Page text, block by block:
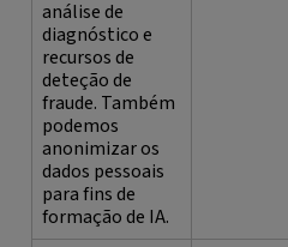
análise de
diagnóstico e
recursos de
deteção de
fraude. Também
podemos
anonimizar os
dados pessoais
para fins de
formação de IA.